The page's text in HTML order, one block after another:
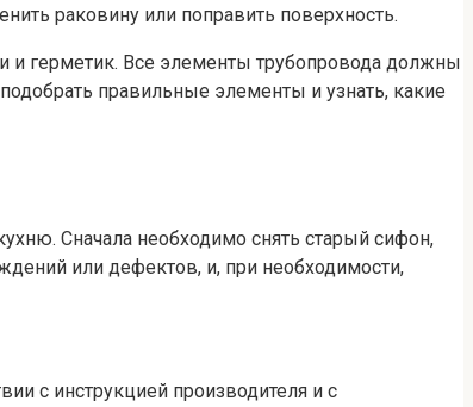
раковину или поправить поверхность.
и герметик. Все элементы трубопровода должны
правильные элементы и узнать, какие
Сначала необходимо снять старый сифон,
или дефектов, и, при необходимости,
с инструкцией производителя и с